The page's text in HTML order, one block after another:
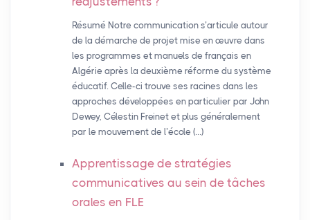
Résumé Notre communication s’articule autour
de la démarche de projet mise en œuvre dans
les programmes et manuels de français en
Algérie après la deuxième réforme du système
éducatif. Celle-ci trouve ses racines dans les
approches développées en particulier par John
Dewey, Célestin Freinet et plus généralement
par le mouvement de l’école (…)
Apprentissage de stratégies
communicatives au sein de tâches
orales en FLE